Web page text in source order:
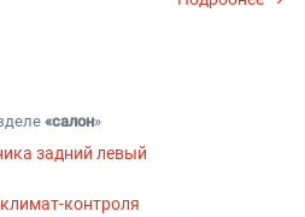
«салон»
задний левый
контроля